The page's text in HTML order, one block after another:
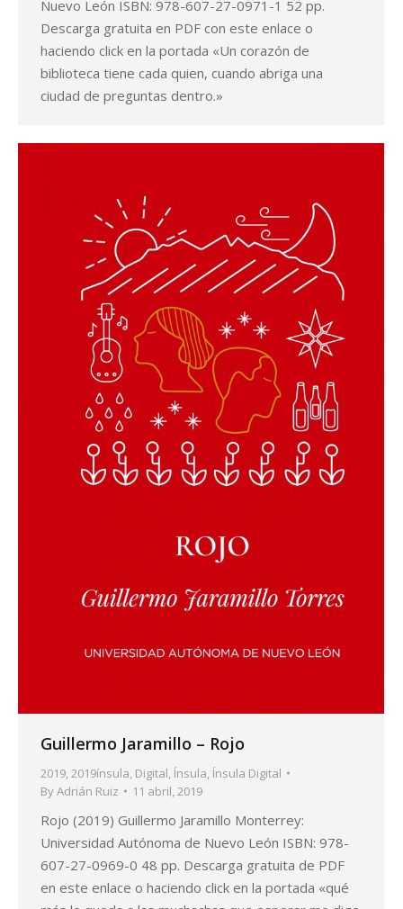
Nuevo León ISBN: 978-607-27-0971-1 52 pp.
Descarga gratuita en PDF con este enlace o
haciendo click en la portada «Un corazón de
biblioteca tiene cada quien, cuando abriga una
ciudad de preguntas dentro.»
Guillermo Jaramillo – Rojo
2019,2019ínsula, Digital, Ínsula, Ínsula Digital
ByAdrián Ruiz 11 abril, 2019
Rojo (2019) Guillermo Jaramillo Monterrey:
Universidad Autónoma de Nuevo León ISBN: 978-
607-27-0969-0 48 pp. Descarga gratuita de PDF
en este enlace o haciendo click en la portada «qué